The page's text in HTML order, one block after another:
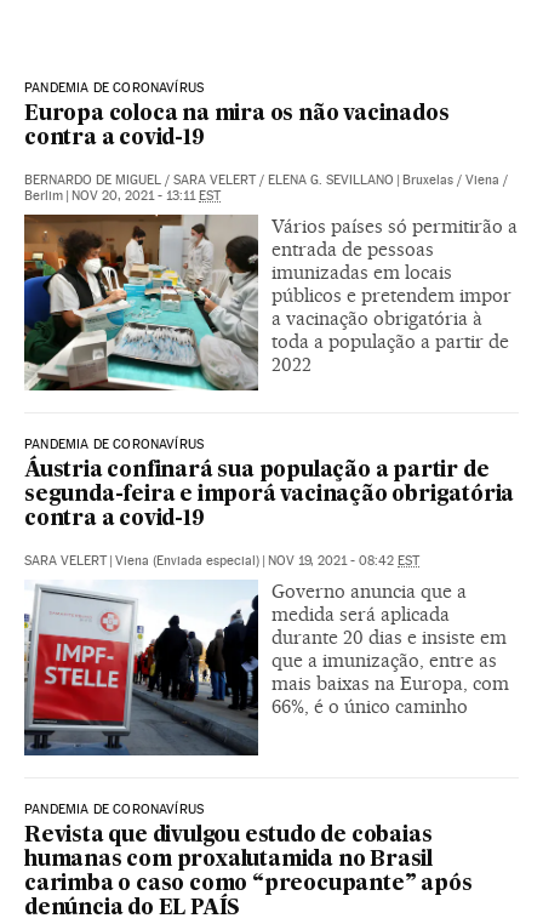
PANDEMIA DE CORONAVÍRUS
Europa coloca na mira os não vacinados
contra a covid-19
BERNARDO DE MIGUEL / SARA VELERT/ ELENA G. SEVILLANO | Bruxelas / Viena /
Berlim | NOV 20, 2021 - 13:11EST
Vários países só permitirão a
entrada de pessoas
imunizadas em locais
públicos e pretendem impor
a vacinação obrigatória à
toda a população a partir de
2022
PANDEMIA DE CORONAVÍRUS
Áustria confinará sua população a partir de
segunda-feira e imporá vacinação obrigatória
contra a covid-19
SARA VELERT | Viena (Enviada especial) | NOV 19, 2021 - 08:42 EST
Governo anuncia que a
medida será aplicada
durante 20 dias e insiste em
que a imunização, entre as
mais baixas na Europa, com
66%, é o único caminho
PANDEMIA DE CORONAVÍRUS
Revista que divulgou estudo de cobaias
humanas com proxalutamida no Brasil
carimba o caso como “preocupante” após
denúncia do EL PAÍS